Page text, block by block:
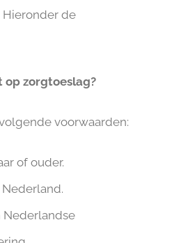
Hieronder de
op zorgtoeslag?
voorwaarden:
of ouder.
Nederlandse